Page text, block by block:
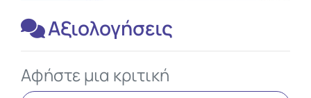
Αξιολογήσεις
Αφήστε μια κριτική